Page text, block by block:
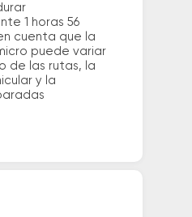
1 horas 56
cuenta que la
puede variar
de las rutas, la
y la